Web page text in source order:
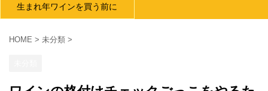
生まれ年ワインを買う前に
HOME > 未分類 >